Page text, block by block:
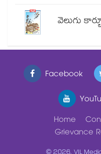
వెలుగు
Facebook
Home
Grievance